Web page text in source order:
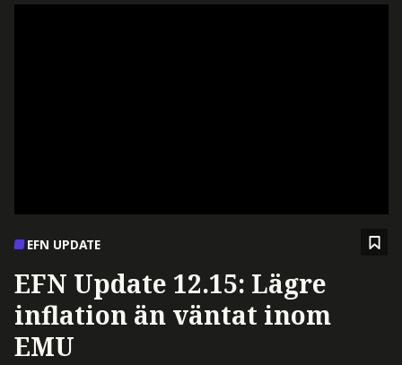
EFN UPDATE
EFN Update 12.15: Lägre
inflation än väntat inom
EMU